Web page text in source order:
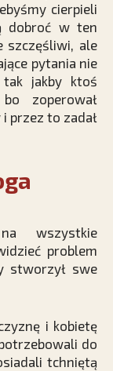
cierpieli
dobroć w ten
szczęśliwi, ale
pytania nie
tak jakby ktoś
zoperował
przez to zadał
wszystkie
problem
stworzył swe
i kobietę
do
tchniętą